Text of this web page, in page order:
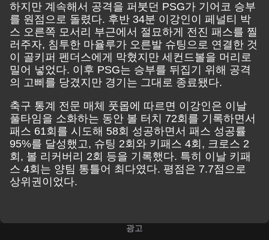
하지만 계속해서 공격을 퍼붓던 PSG가 기어코 승부
를 원점으로 돌렸다. 후반 34분 이강인이 페널티 박
스 오른쪽 모서리 부근에서 절묘하게 전진 패스를 찔
러주자, 침투한 마율루가 오른발 슈팅으로 연결한 것
이 골키퍼 펜더스에게 막혔지만 세컨드볼을 머리로
밀어 넣었다. 이후 PSG는 승부를 뒤집기 위해 공격
의 고삐를 당겼지만 경기는 그대로 종료됐다.
축구 통계 전문 매체 풋몹에 따르면 이강인은 이날
풀타임을 소화하는 동안 볼 터치 72회를 기록하면서
패스 61회를 시도해 58회 성공하면서 패스 성공률
95%를 달성했고, 슈팅 2회와 키패스 4회, 크로스 2
회, 볼 리커버리 2회 등을 기록했다. 특히 이날 키패
스 4회는 양팀 통틀어 최다였다. 평점은 7.7점으로
상위권이었다.
광고